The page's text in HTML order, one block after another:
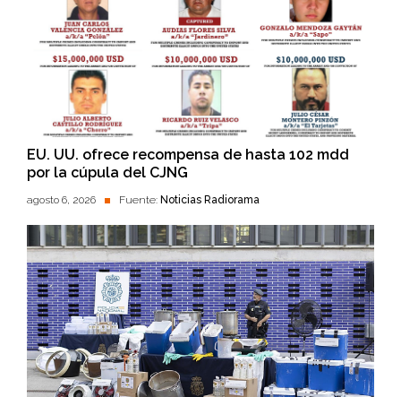
EU. UU. ofrece recompensa de hasta 102 mdd
por la cúpula del CJNG
agosto 6, 2026 Fuente: Noticias Radiorama